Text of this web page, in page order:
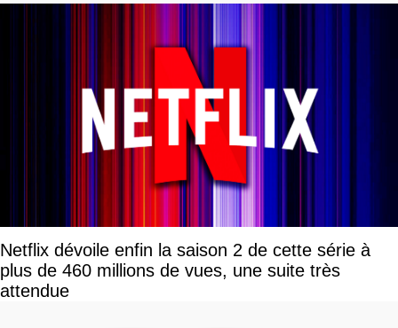
Netflix dévoile enfin la saison 2 de cette série à
plus de 460 millions de vues, une suite très
attendue